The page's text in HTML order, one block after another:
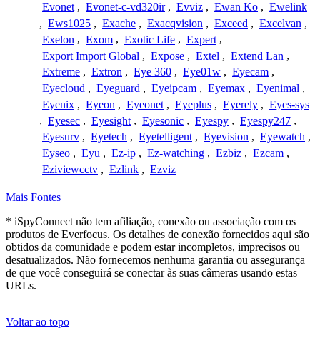
Evonet , Evonet-c-vd320ir , Evviz , Ewan Ko , Ewelink
, Ews1025 , Exache , Exacqvision , Exceed , Excelvan ,
Exelon , Exom , Exotic Life , Expert ,
Export Import Global , Expose , Extel , Extend Lan ,
Extreme , Extron , Eye 360 , Eye01w , Eyecam ,
Eyecloud , Eyeguard , Eyeipcam , Eyemax , Eyenimal ,
Eyenix , Eyeon , Eyeonet , Eyeplus , Eyerely , Eyes-sys
, Eyesec , Eyesight , Eyesonic , Eyespy , Eyespy247 ,
Eyesurv , Eyetech , Eyetelligent , Eyevision , Eyewatch ,
Eyseo , Eyu , Ez-ip , Ez-watching , Ezbiz , Ezcam ,
Eziviewcctv , Ezlink , Ezviz
Mais Fontes
* iSpyConnect não tem afiliação, conexão ou associação com os
produtos de Everfocus. Os detalhes de conexão fornecidos aqui são
obtidos da comunidade e podem estar incompletos, imprecisos ou
desatualizados. Não fornecemos nenhuma garantia ou assegurança
de que você conseguirá se conectar às suas câmeras usando estas
URLs.
Voltar ao topo